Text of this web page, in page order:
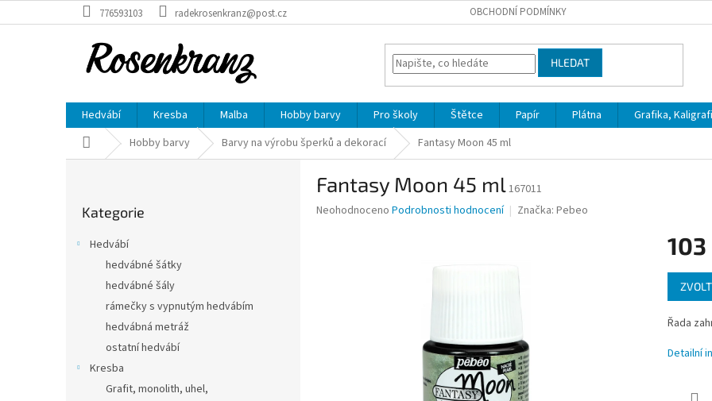
na
776593103 radekrosenkranz@post.cz OBCHODNÍ PODMÍNKY
HLEDAT
Hedvábí Kresba Malba Hobby barvy Pro školy Štětce Papír Plátna Grafika,
Domů Hobby barvy Barvy na výrobu šperků a dekorací Fantasy Moon 45 ml
kategorie
Kategorie
Hedvábí
hedvábné šátky
hedvábné šály
rámečky s vypnutým hedvábím
hedvábná metráž
ostatní hedvábí
Kresba
Grafit, monolith, uhel,
Fantasy Moon 45 ml167011
Průměrné
Neohodnoceno Podrobnosti hodnocení Značka: Pebeo
103
Měrná
cena:
Řada
Detailní